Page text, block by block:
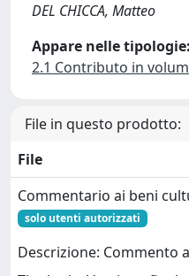
DEL CHICCA, Matteo
Appare nelle tipologie:
2.1 Contributo in
File in questo prodotto:
File
Commentario ai beni
solo utenti autorizzati
Descrizione: Commento